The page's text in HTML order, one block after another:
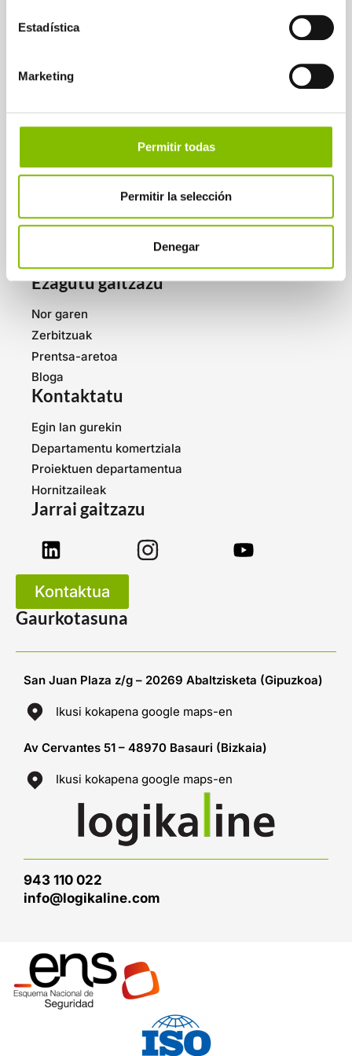
Estadística
Marketing
Permitir todas
Permitir la selección
Denegar
Fidelizazioko liderrak saria, zortzigarren
UTZI ZURE POSTA
ELEKTRONIKOA
INFORMAZIOA JASOTZEKO
Ezagutu gaitzazu
Nor garen
Zerbitzuak
Prentsa-aretoa
Bloga
Kontaktatu
Egin lan gurekin
Departamentu komertziala
Proiektuen departamentua
Hornitzaileak
Jarrai gaitzazu
Kontaktua
Gaurkotasuna
San Juan Plaza z/g – 20269 Abaltzisketa (Gipuzkoa)
Ikusi kokapena google maps-en
Av Cervantes 51 – 48970 Basauri (Bizkaia)
Ikusi kokapena google maps-en
943 110 022
info@logikaline.com